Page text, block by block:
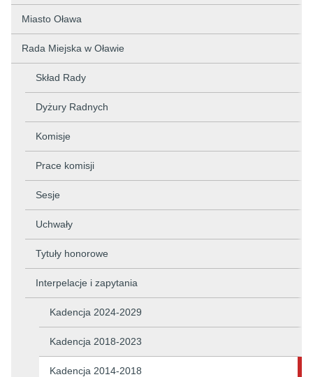
Miasto Oława
Rada Miejska w Oławie
Skład Rady
Dyżury Radnych
Komisje
Prace komisji
Sesje
Uchwały
Tytuły honorowe
Interpelacje i zapytania
Kadencja 2024-2029
Kadencja 2018-2023
Kadencja 2014-2018